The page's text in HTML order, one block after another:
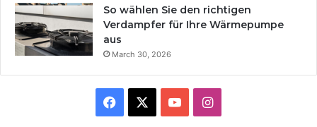
So wählen Sie den richtigen
Verdampfer für Ihre Wärmepumpe
aus
March 30, 2026
Facebook YouTubeInstagram